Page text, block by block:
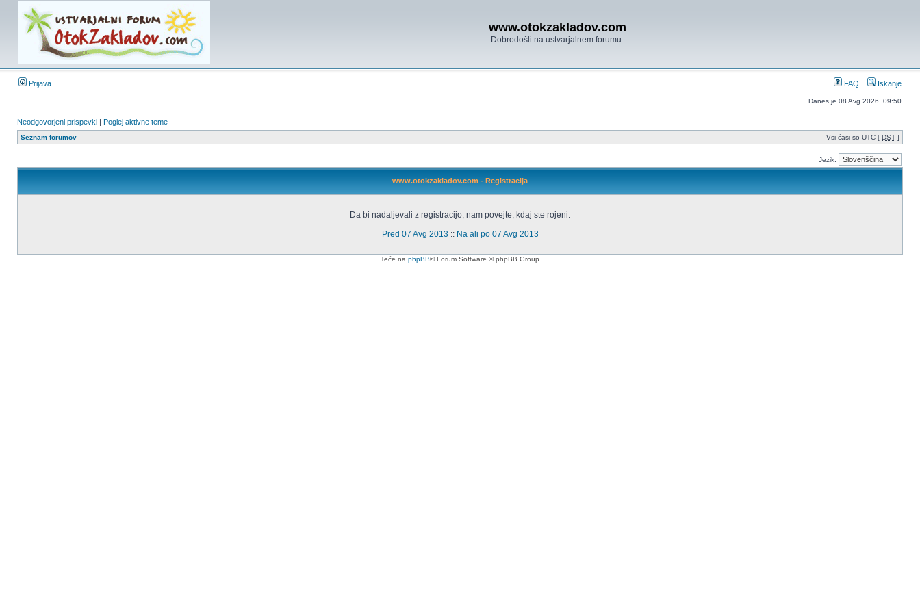
www.otokzakladov.com
Dobrodošli na ustvarjalnem forumu.
Prijava FAQ Iskanje
Danes je 08 Avg 2026, 09:50
Neodgovorjeni prispevki | Poglej aktivne teme
Seznam forumov Vsi časi so UTC [ DST ]
Jezik:
www.otokzakladov.com - Registracija
Da bi nadaljevali z registracijo, nam povejte, kdaj ste rojeni.
Pred 07 Avg 2013 :: Na ali po 07 Avg 2013
Teče na phpBB® Forum Software © phpBB Group